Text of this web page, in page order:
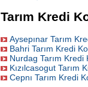
Tarım Kredi
Aysepınar Tarım
Bahri Tarım Kredi
Nurdag Tarım
Kızılcasogut Tarım
Cepnı Tarım Kredi